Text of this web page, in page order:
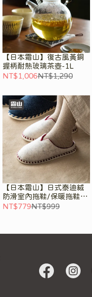
【日本霜山】復古風黃銅
握柄耐熱玻璃茶壺-1L
NT$1,006NT$1,290
【日本霜山】日式泰迪絨
防滑室內拖鞋/保暖拖鞋-
多款可選
NT$779NT$999